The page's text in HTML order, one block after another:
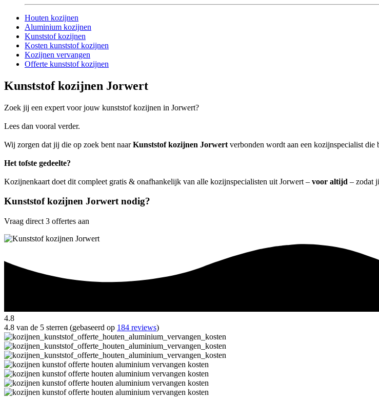
Houten kozijnen
Aluminium kozijnen
Kunststof kozijnen
Kosten kunststof kozijnen
Kozijnen vervangen
Offerte kunststof kozijnen
Kunststof kozijnen Jorwert
Zoek jij een expert voor jouw kunststof kozijnen in Jorwert?
Lees dan vooral verder.
Wij zorgen dat jij die op zoek bent naarKunststof kozijnen Jorwert verbonden wordt aan een kozijnspecialist die
Het tofste gedeelte?
Kozijnenkaart doet dit compleet gratis & onafhankelijk van alle kozijnspecialisten uit Jorwert – voor altijd – zodat
Kunststof kozijnen Jorwert nodig?
Vraag direct 3 offertes aan
4.8
4.8 van de 5 sterren (gebaseerd op 184 reviews)